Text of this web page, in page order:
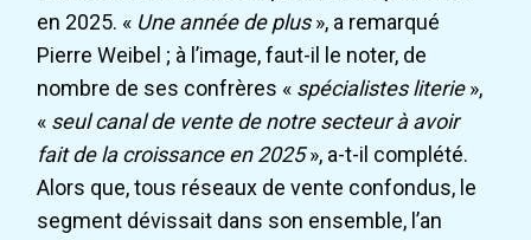
en 2025. « Une année de plus», a remarqué
Pierre Weibel ; à l’image, faut-il le noter, de
nombre de ses confrères « spécialistes literie»,
« seul canal de vente de notre secteur à avoir
fait de la croissance en 2025», a-t-il complété.
Alors que, tous réseaux de vente confondus, le
segment dévissait dans son ensemble, l’an